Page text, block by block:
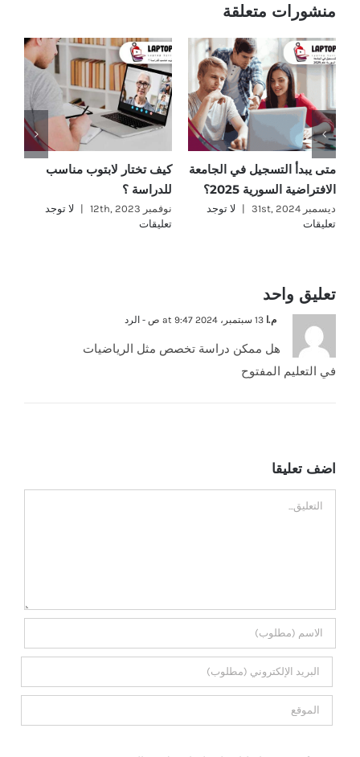
منشورات متعلقة
متى يبدأ التسجيل في الجامعة
الافتراضية السورية 2025؟
ديسمبر 31st, 2024 |
لا توجد
تعليقات
كيف تختار لابتوب مناسب
للدراسة ؟
نوفمبر 12th, 2023 |
لا توجد
تعليقات
تعليق واحد
م.ا - الرد
هل ممكن دراسة تخصص مثل الرياضيات
في التعليم المفتوح
اضف تعليقا
تعليق